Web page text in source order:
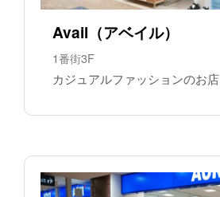
Avail（アベイル）
1番街3F
カジュアルファッションのお店